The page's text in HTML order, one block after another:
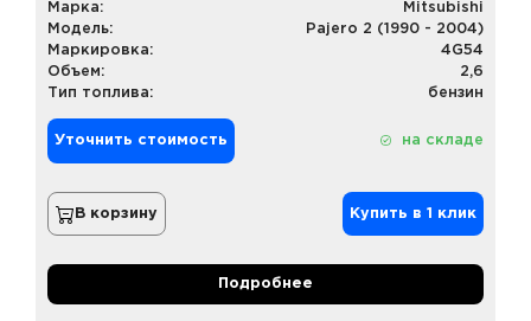
Марка:
Mitsubishi
Модель:
Pajero 2 (1990 - 2004)
Маркировка:
4G54
Объем:
2,6
Тип топлива:
бензин
Уточнить стоимость на складе
В корзину Купить в 1 клик
Подробнее